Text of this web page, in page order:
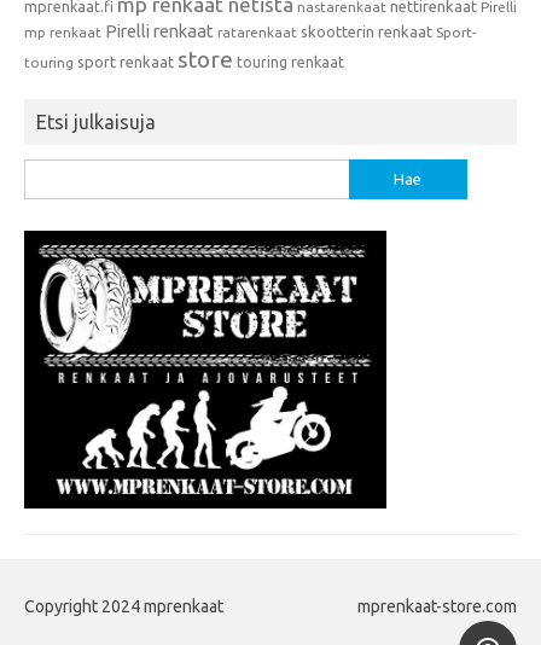
mprenkaat.fi nastarenkaat nettirenkaat Pirelli
mp renkaat Pirelli renkaat ratarenkaat skootterin renkaat Sport-
touring sport renkaat store touring renkaat
Etsi julkaisuja
Copyright 2024 mprenkaat mprenkaat-store.com